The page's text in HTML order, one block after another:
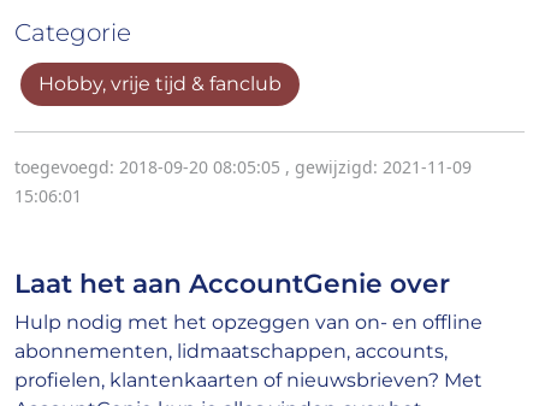
Categorie
Hobby, vrije tijd & fanclub
toegevoegd: 2018-09-20 08:05:05 , gewijzigd: 2021-11-09
15:06:01
Laat het aan AccountGenie over
Hulp nodig met het opzeggen van on- en offline
abonnementen, lidmaatschappen, accounts,
profielen, klantenkaarten of nieuwsbrieven? Met